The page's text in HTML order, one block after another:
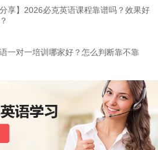
享】2026必克英语课程靠谱吗？效果好
一对一培训哪家好？怎么判断靠不靠